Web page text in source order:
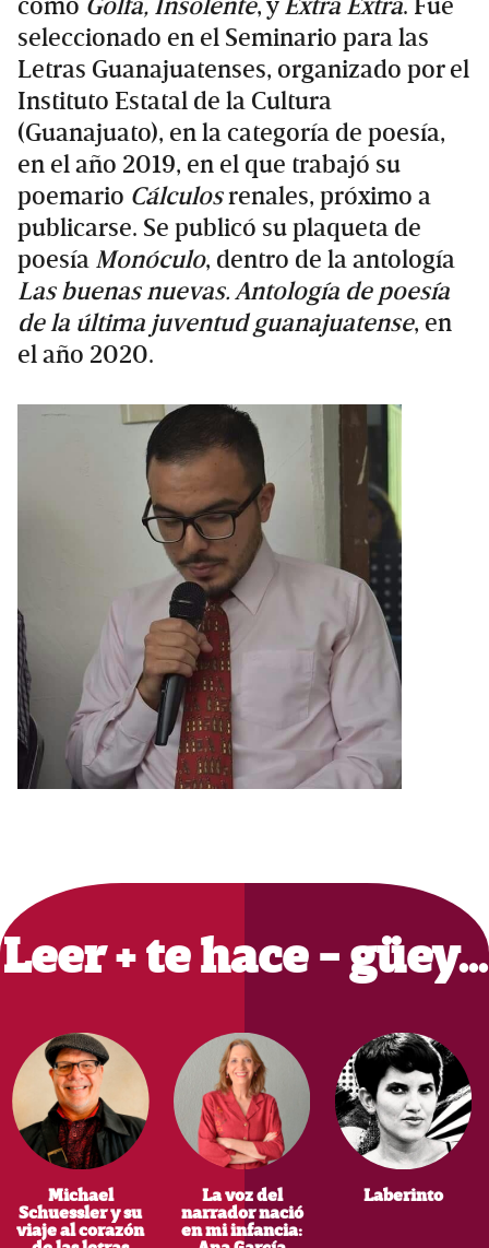
como Golfa, Insolente, yExtra Extra. Fue
seleccionado en el Seminario para las
Letras Guanajuatenses, organizado por el
Instituto Estatal de la Cultura
(Guanajuato), en la categoría de poesía,
en el año 2019, en el que trabajó su
poemario Cálculosrenales, próximo a
publicarse. Se publicó su plaqueta de
poesía Monóculo, dentro de la antología
Las buenas nuevas. Antología de poesía
de la última juventud guanajuatense, en
el año 2020.
Primary
Sidebar
Leer + te hace - güey…
Michael
Schuessler y su
viaje al corazón
La voz del
narrador nació
en mi infancia:
Laberinto